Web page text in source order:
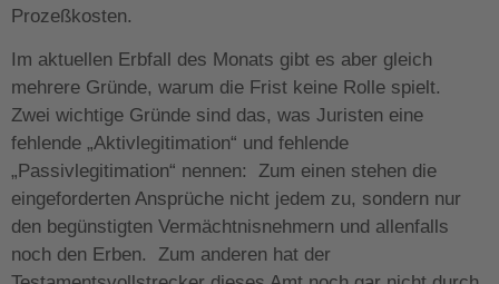
Prozeßkosten.
Im aktuellen Erbfall des Monats gibt es aber gleich
mehrere Gründe, warum die Frist keine Rolle spielt.
Zwei wichtige Gründe sind das, was Juristen eine
fehlende „Aktivlegitimation“ und fehlende
„Passivlegitimation“ nennen: Zum einen stehen die
eingeforderten Ansprüche nicht jedem zu, sondern nur
den begünstigten Vermächtnisnehmern und allenfalls
noch den Erben. Zum anderen hat der